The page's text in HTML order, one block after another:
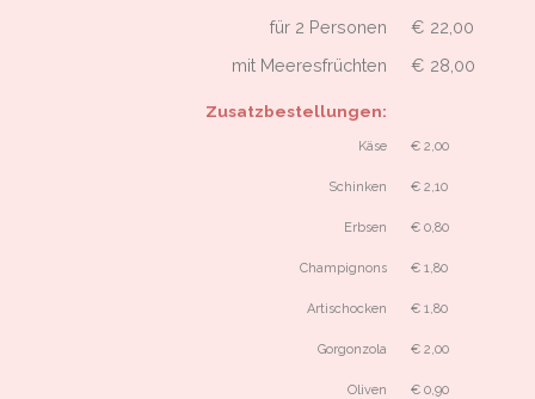
für 2 Personen
€ 22,00
mit Meeresfrüchten
€ 28,00
Zusatzbestellungen:
Käse € 2,00
Schinken € 2,10
Erbsen € 0,80
Champignons € 1,80
Artischocken € 1,80
Gorgonzola € 2,00
Oliven € 0,90